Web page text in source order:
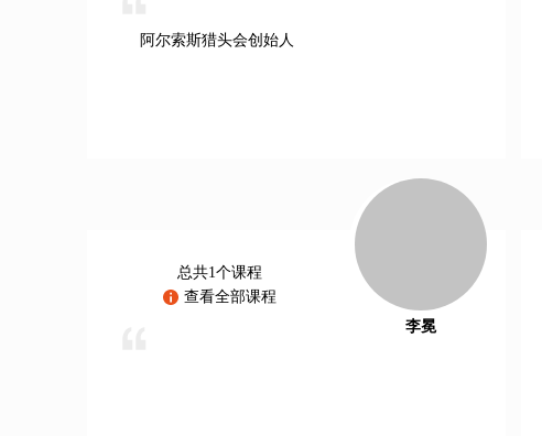
阿尔索斯猎头会创始人
李冕
总共1个课程
查看全部课程